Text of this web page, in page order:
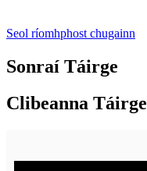
Seol ríomhphost chugainn
Sonraí Táirge
Clibeanna Táirge